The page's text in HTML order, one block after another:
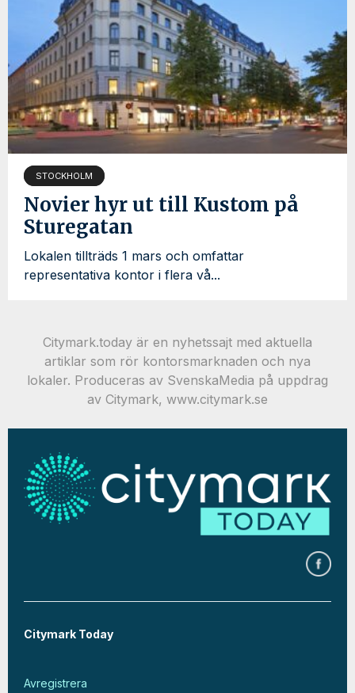
STOCKHOLM
Novier hyr ut till Kustom på
Sturegatan
Lokalen tillträds 1 mars och omfattar
representativa kontor i flera vå...
Citymark.today är en nyhetssajt med aktuella
artiklar som rör kontorsmarknaden och nya
lokaler. Produceras av SvenskaMedia på uppdrag
av Citymark, www.citymark.se
Citymark Today
Avregistrera